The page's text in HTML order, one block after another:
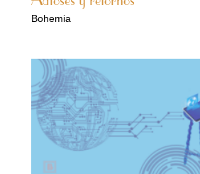
Bohemia